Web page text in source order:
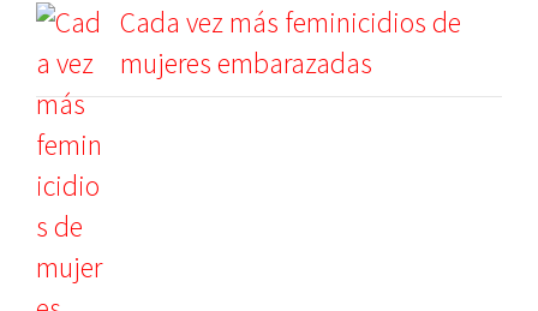
Cada vez más feminicidios de
mujeres embarazadas